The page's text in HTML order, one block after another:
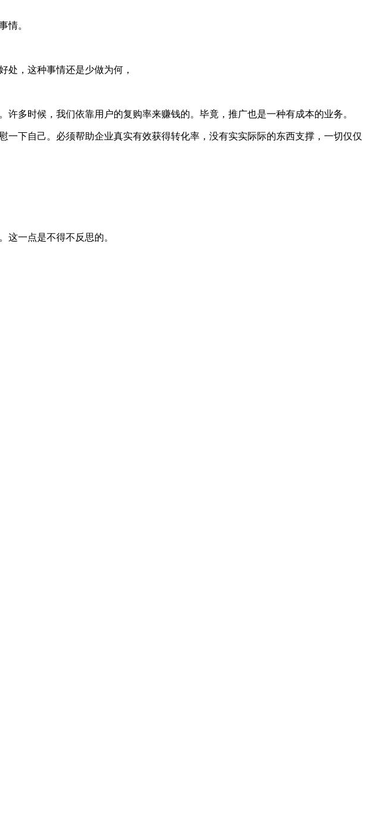
情。
处，这种事情还是少做为何，
多时候，我们依靠用户的复购率来赚钱的。毕竟，推广也是一种有成本的业务。
下自己。必须帮助企业真实有效获得转化率，没有实实际际的东西支撑，一切仅仅
这一点是不得不反思的。